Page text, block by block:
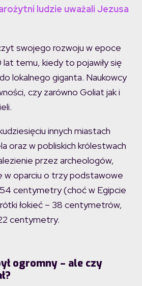
ludzie uważali Jezusa
swojego rozwoju w epoce
temu, kiedy to pojawiły się
lokalnego giganta. Naukowcy
czy zarówno Goliat jak i
innych miastach
oraz w pobliskich królestwach
przez archeologów,
w oparciu o trzy podstawowe
54 centymetry (choć w Egipcie
łokieć – 38 centymetrów,
centymetry.
ogromny – ale czy